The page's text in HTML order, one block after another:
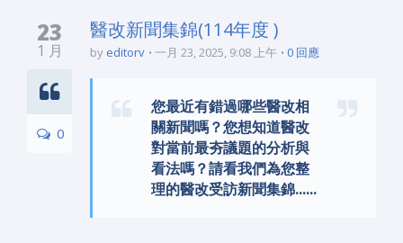
23
1 月
0
醫改新聞集錦(114年度 )
by editorv 一月 23, 2025, 9:08 上午 0 回應
您最近有錯過哪些醫改相
關新聞嗎？您想知道醫改
對當前最夯議題的分析與
看法嗎？請看我們為您整
理的醫改受訪新聞集錦......